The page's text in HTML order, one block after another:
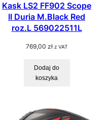
Kask LS2 FF902 Scope
II Duria M.Black Red
roz.L 569022511L
769,00 zł z VAT
Dodaj do
koszyka